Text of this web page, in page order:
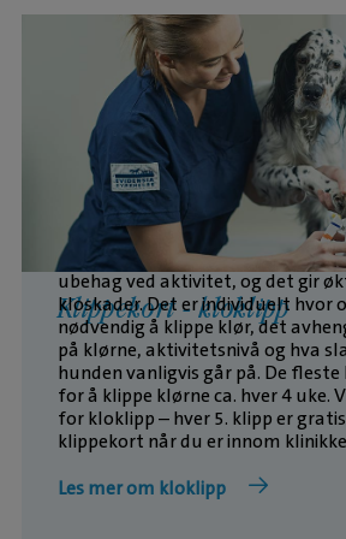
Klippekort - kloklipp
Regelmessig kloklipp er viktig for
sunne poter. For lange klør kan
ubehag ved aktivitet, og det gir
kloskader. Det er individuelt hvor
nødvendig å klippe klør, det
på klørne, aktivitetsnivå og hva
hunden vanligvis går på. De
for å klippe klørne ca. hver 4 uke.
for kloklipp – hver 5. klipp er
klippekort når du er innom
Les mer om kloklipp